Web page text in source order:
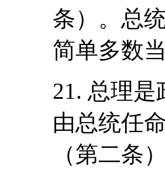
条）。总
简单多数
21. 总理
由总统任
（第二条）